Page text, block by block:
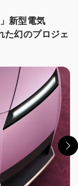
新型電気
た幻のプロジェ